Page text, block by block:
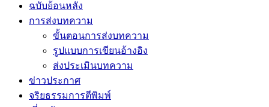
ฉบับย้อนหลัง
การส่งบทความ
ขั้นตอนการส่งบทความ
รูปแบบการเขียนอ้างอิง
ส่งประเมินบทความ
ข่าวประกาศ
จริยธรรมการตีพิมพ์